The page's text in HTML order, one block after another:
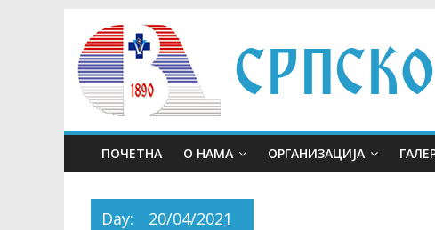
content
ПОЧЕТНА О НАМА ОРГАНИЗАЦИЈА
Day: 20/04/2021